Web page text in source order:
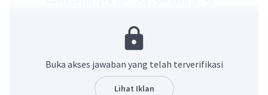
Buka akses jawaban yang telah terverifikasi
Lihat Iklan